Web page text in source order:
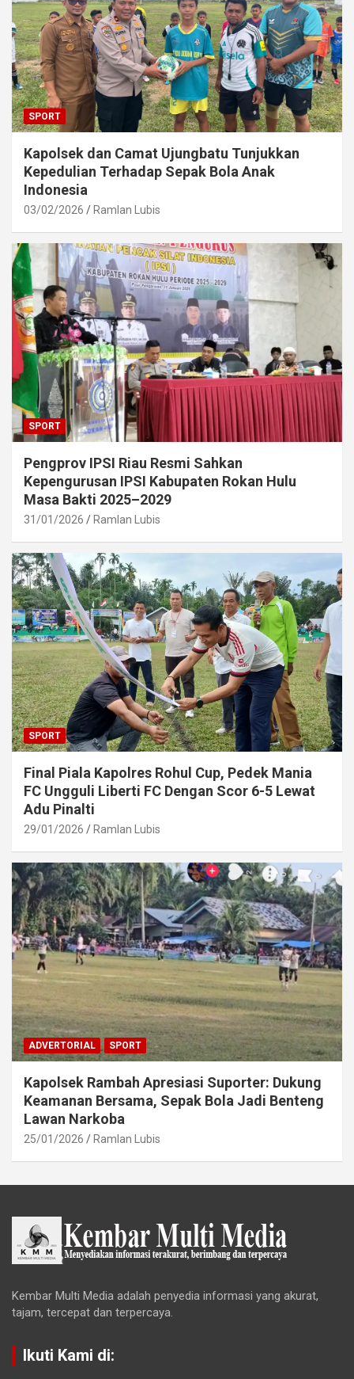
SPORT
Kapolsek dan Camat Ujungbatu Tunjukkan
Kepedulian Terhadap Sepak Bola Anak
Indonesia
03/02/2026 Ramlan Lubis
SPORT
Pengprov IPSI Riau Resmi Sahkan
Kepengurusan IPSI Kabupaten Rokan Hulu
Masa Bakti 2025–2029
31/01/2026 Ramlan Lubis
SPORT
Final Piala Kapolres Rohul Cup, Pedek Mania
FC Ungguli Liberti FC Dengan Scor 6-5 Lewat
Adu Pinalti
29/01/2026 Ramlan Lubis
ADVERTORIAL SPORT
Kapolsek Rambah Apresiasi Suporter: Dukung
Keamanan Bersama, Sepak Bola Jadi Benteng
Lawan Narkoba
25/01/2026 Ramlan Lubis
Kembar Multi Media adalah penyedia informasi yang akurat,
tajam, tercepat dan terpercaya.
Ikuti Kami di: